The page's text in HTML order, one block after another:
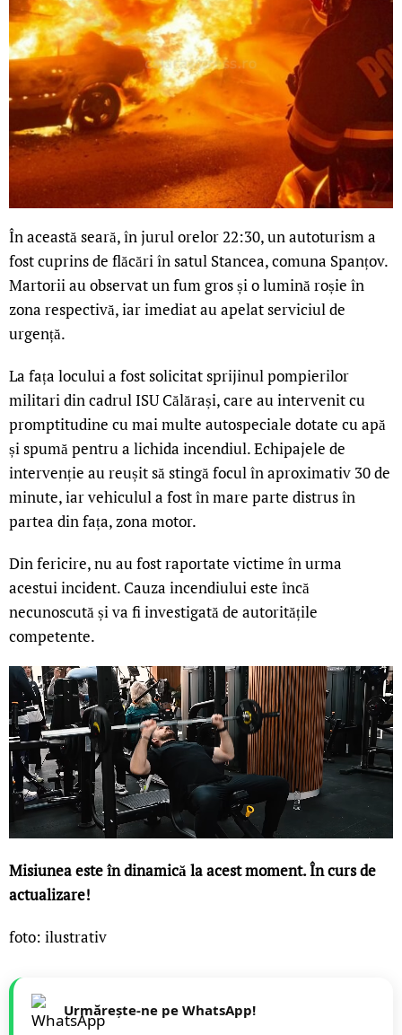
În această seară, în jurul orelor 22:30, un autoturism a
fost cuprins de flăcări în satul Stancea, comuna Spanțov.
Martorii au observat un fum gros și o lumină roșie în
zona respectivă, iar imediat au apelat serviciul de
urgență.
La fața locului a fost solicitat sprijinul pompierilor
militari din cadrul ISU Călărași, care au intervenit cu
promptitudine cu mai multe autospeciale dotate cu apă
și spumă pentru a lichida incendiul. Echipajele de
intervenție au reușit să stingă focul în aproximativ 30 de
minute, iar vehiculul a fost în mare parte distrus în
partea din fața, zona motor.
Din fericire, nu au fost raportate victime în urma
acestui incident. Cauza incendiului este încă
necunoscută și va fi investigată de autoritățile
competente.
Misiunea este în dinamică la acest moment. În curs de
actualizare!
foto: ilustrativ
Urmărește-ne pe WhatsApp!